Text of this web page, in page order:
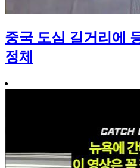
중국 도심 길거리에
정체